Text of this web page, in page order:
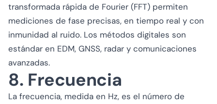
transformada rápida de Fourier (FFT) permiten
mediciones de fase precisas, en tiempo real y con
inmunidad al ruido. Los métodos digitales son
estándar en EDM, GNSS, radar y comunicaciones
avanzadas.
8. Frecuencia
La frecuencia, medida en Hz, es el número de